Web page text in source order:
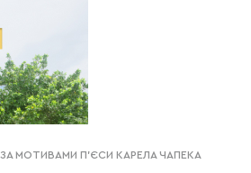
МОТИВАМИ П’ЄСИ КАРЕЛА ЧАПЕКА